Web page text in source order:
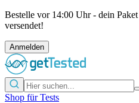
Bestelle vor 14:00 Uhr - dein
versendet!
Anmelden
Shop für Tests